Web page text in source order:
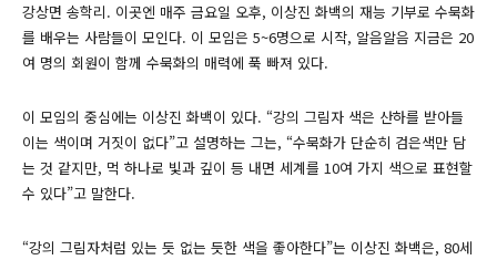
강상면 송학리. 이곳엔 매주 금요일 오후, 이상진 화백의 재능 기부로 수묵화
를 배우는 사람들이 모인다. 이 모임은 5~6명으로 시작, 알음알음 지금은 20
여 명의 회원이 함께 수묵화의 매력에 푹 빠져 있다.
이 모임의 중심에는 이상진 화백이 있다. “강의 그림자 색은 산하를 받아들
이는 색이며 거짓이 없다”고 설명하는 그는, “수묵화가 단순히 검은색만 담
는 것 같지만, 먹 하나로 빛과 깊이 등 내면 세계를 10여 가지 색으로 표현할
수 있다”고 말한다.
“강의 그림자처럼 있는 듯 없는 듯한 색을 좋아한다”는 이상진 화백은, 80세